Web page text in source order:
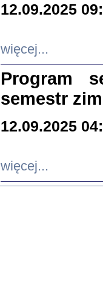
12.09.2025
więcej...
Program
semestr
12.09.2025
więcej...